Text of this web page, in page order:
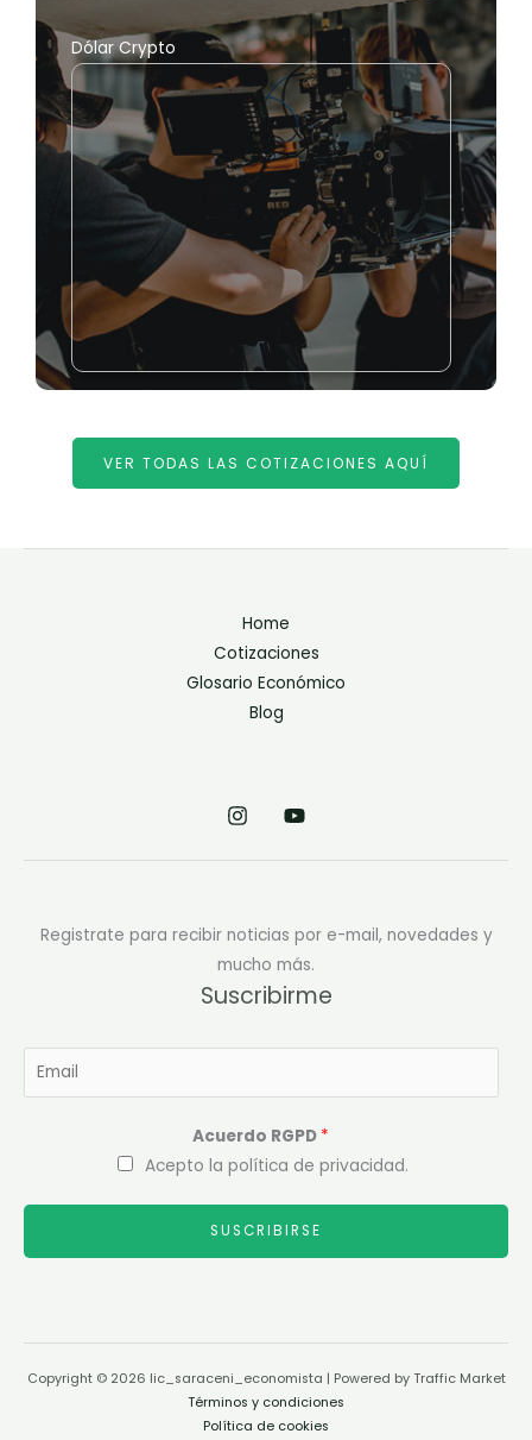
Dólar Crypto
VER TODAS LAS COTIZACIONES AQUÍ
Home
Cotizaciones
Glosario Económico
Blog
Registrate para recibir noticias por e-mail, novedades y
mucho más.
Suscribirme
Acuerdo RGPD *
Acepto la política de privacidad.
SUSCRIBIRSE
Copyright © 2026 lic_saraceni_economista | Powered by Traffic Market
Términos y condiciones
Política de cookies